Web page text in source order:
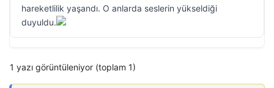
hareketlilik yaşandı. O anlarda seslerin yükseldiği
duyuldu.
1 yazı görüntüleniyor (toplam 1)